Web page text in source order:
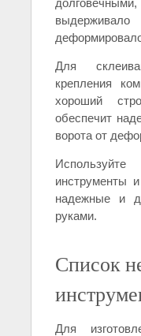
Для
крепления
хороший
обеспечит
ворота от
инструменты
надежные и
руками.
Список
Для